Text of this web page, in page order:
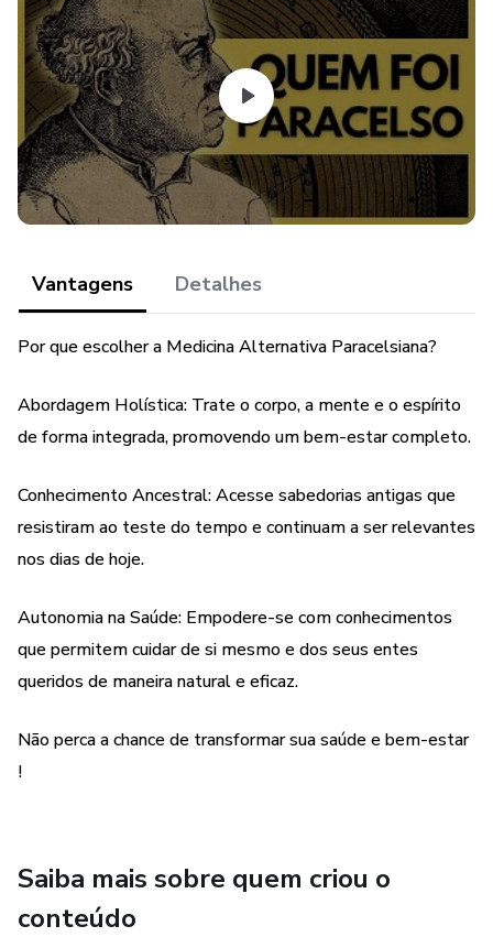
resistiram ao teste do tempo e continuam a ser relevantes
nos dias de hoje.
Autonomia na Saúde: Empodere-se com conhecimentos
que permitem cuidar de si mesmo e dos seus entes
queridos de maneira natural e eficaz.
Vantagens Detalhes
Por que escolher a Medicina Alternativa Paracelsiana?
Abordagem Holística: Trate o corpo, a mente e o espírito
de forma integrada, promovendo um bem-estar completo.
Conhecimento Ancestral: Acesse sabedorias antigas que
resistiram ao teste do tempo e continuam a ser relevantes
nos dias de hoje.
Autonomia na Saúde: Empodere-se com conhecimentos
que permitem cuidar de si mesmo e dos seus entes
queridos de maneira natural e eficaz.
Não perca a chance de transformar sua saúde e bem-estar
!
Saiba mais sobre quem criou o
conteúdo